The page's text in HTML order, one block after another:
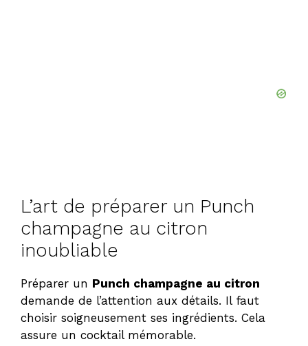
L’art de préparer un Punch
champagne au citron
inoubliable
Préparer un Punch champagne au citron
demande de l’attention aux détails. Il faut
choisir soigneusement ses ingrédients. Cela
assure un cocktail mémorable.